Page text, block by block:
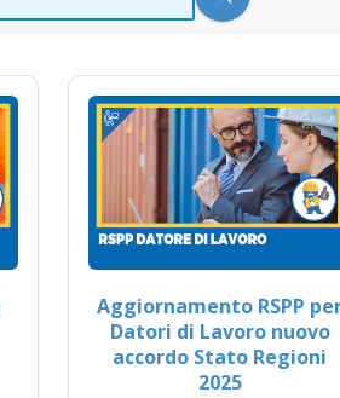
Aggiornamento RSPP
Datori di Lavoro nuovo
accordo Stato Regioni
2025